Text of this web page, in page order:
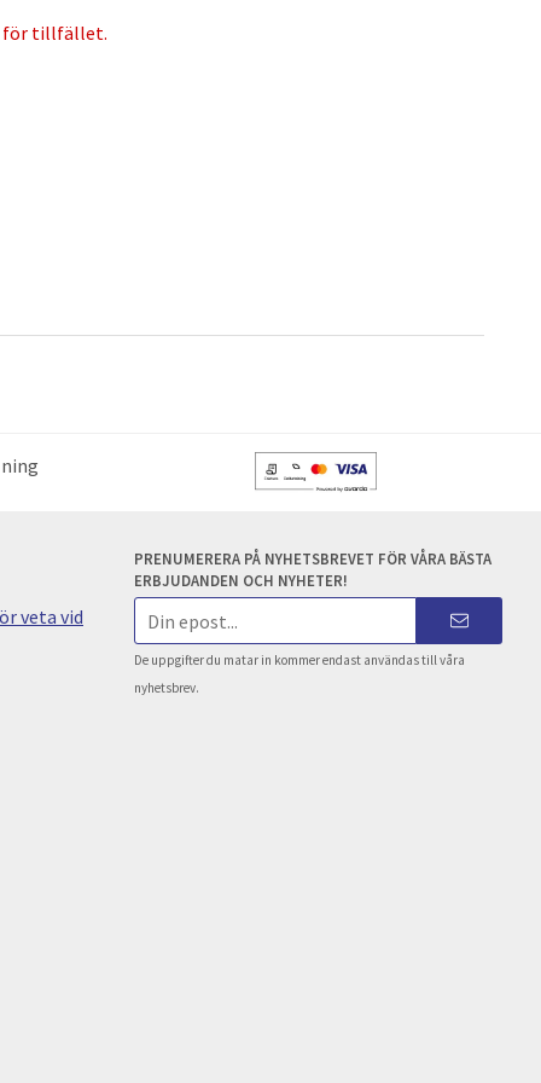
för tillfället.
veta vid
PRENUMERERA PÅ NYHETSBREVET FÖR VÅRA BÄSTA
ERBJUDANDEN OCH NYHETER!
E-
postadress
De uppgifter du matar in kommer endast användas till våra
nyhetsbrev.